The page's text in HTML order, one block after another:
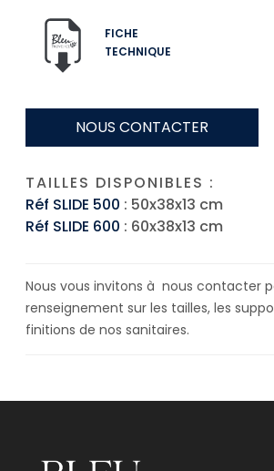
FICHE
TECHNIQUE
NOUS CONTACTER
TAILLES DISPONIBLES :
Réf SLIDE 500 : 50x38x13 cm
Réf SLIDE 600 : 60x38x13 cm
Nous vous invitons à nous contacter
renseignement sur les tailles, les
finitions de nos sanitaires.